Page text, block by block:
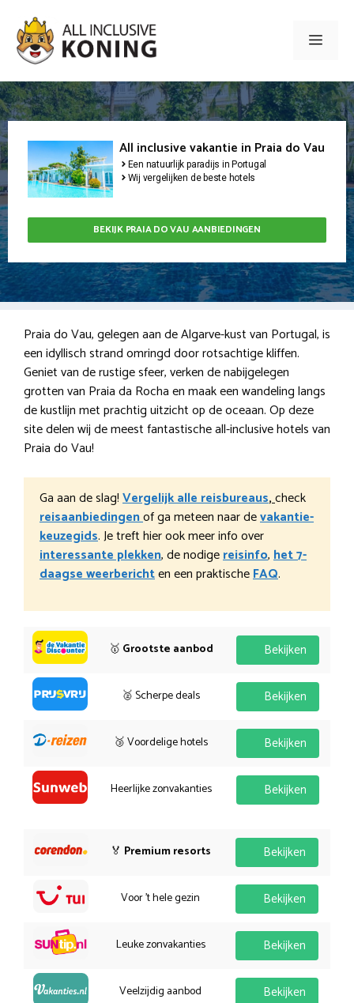
naar
inhoud
Menu
All inclusive vakantie in Praia do Vau
Een natuurlijk paradijs in Portugal
Wij vergelijken de beste hotels
BEKIJK PRAIA DO VAU AANBIEDINGEN
Praia do Vau, gelegen aan de Algarve-kust van Portugal, is
een idyllisch strand omringd door rotsachtige kliffen.
Geniet van de rustige sfeer, verken de nabijgelegen
grotten van Praia da Rocha en maak een wandeling langs
de kustlijn met prachtig uitzicht op de oceaan. Op deze
site delen wij de meest fantastische all-inclusive hotels van
Praia do Vau!
Ga aan de slag!Vergelijk alle reisbureaus,check
reisaanbiedingenof ga meteen naar devakantie-
keuzegids. Je treft hier ook meer info over
interessante plekken, de nodigereisinfo,het 7-
daagse weerberichten een praktischeFAQ.
🥇 Grootste aanbod Bekijken
🥈 Scherpe deals Bekijken
🥉 Voordelige hotels Bekijken
Heerlijke zonvakanties Bekijken
🏅 Premium resorts Bekijken
Voor 't hele gezin Bekijken
Leuke zonvakanties Bekijken
Veelzijdig aanbod Bekijken